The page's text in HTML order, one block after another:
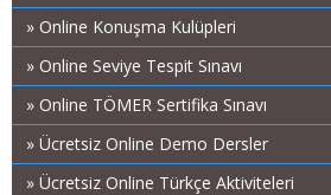
» Online Konuşma Kulüpleri
» Online Seviye Tespit Sınavı
» Online TÖMER Sertifika Sınavı
» Ücretsiz Online Demo Dersler
» Ücretsiz Online Türkçe Aktiviteleri